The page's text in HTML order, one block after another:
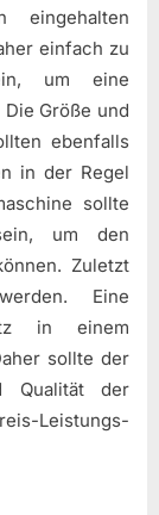
eingehalten
einfach zu
um eine
Größe und
ebenfalls
in der Regel
sollte
um den
Zuletzt
Eine
in einem
sollte der
Qualität der
Leistungs-